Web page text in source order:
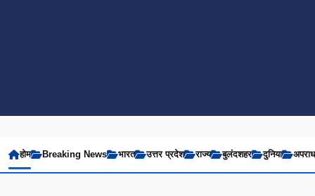
होम Breaking News भारत उत्तर प्रदेश राज्य बुलंदशहर दुनिया अपराध